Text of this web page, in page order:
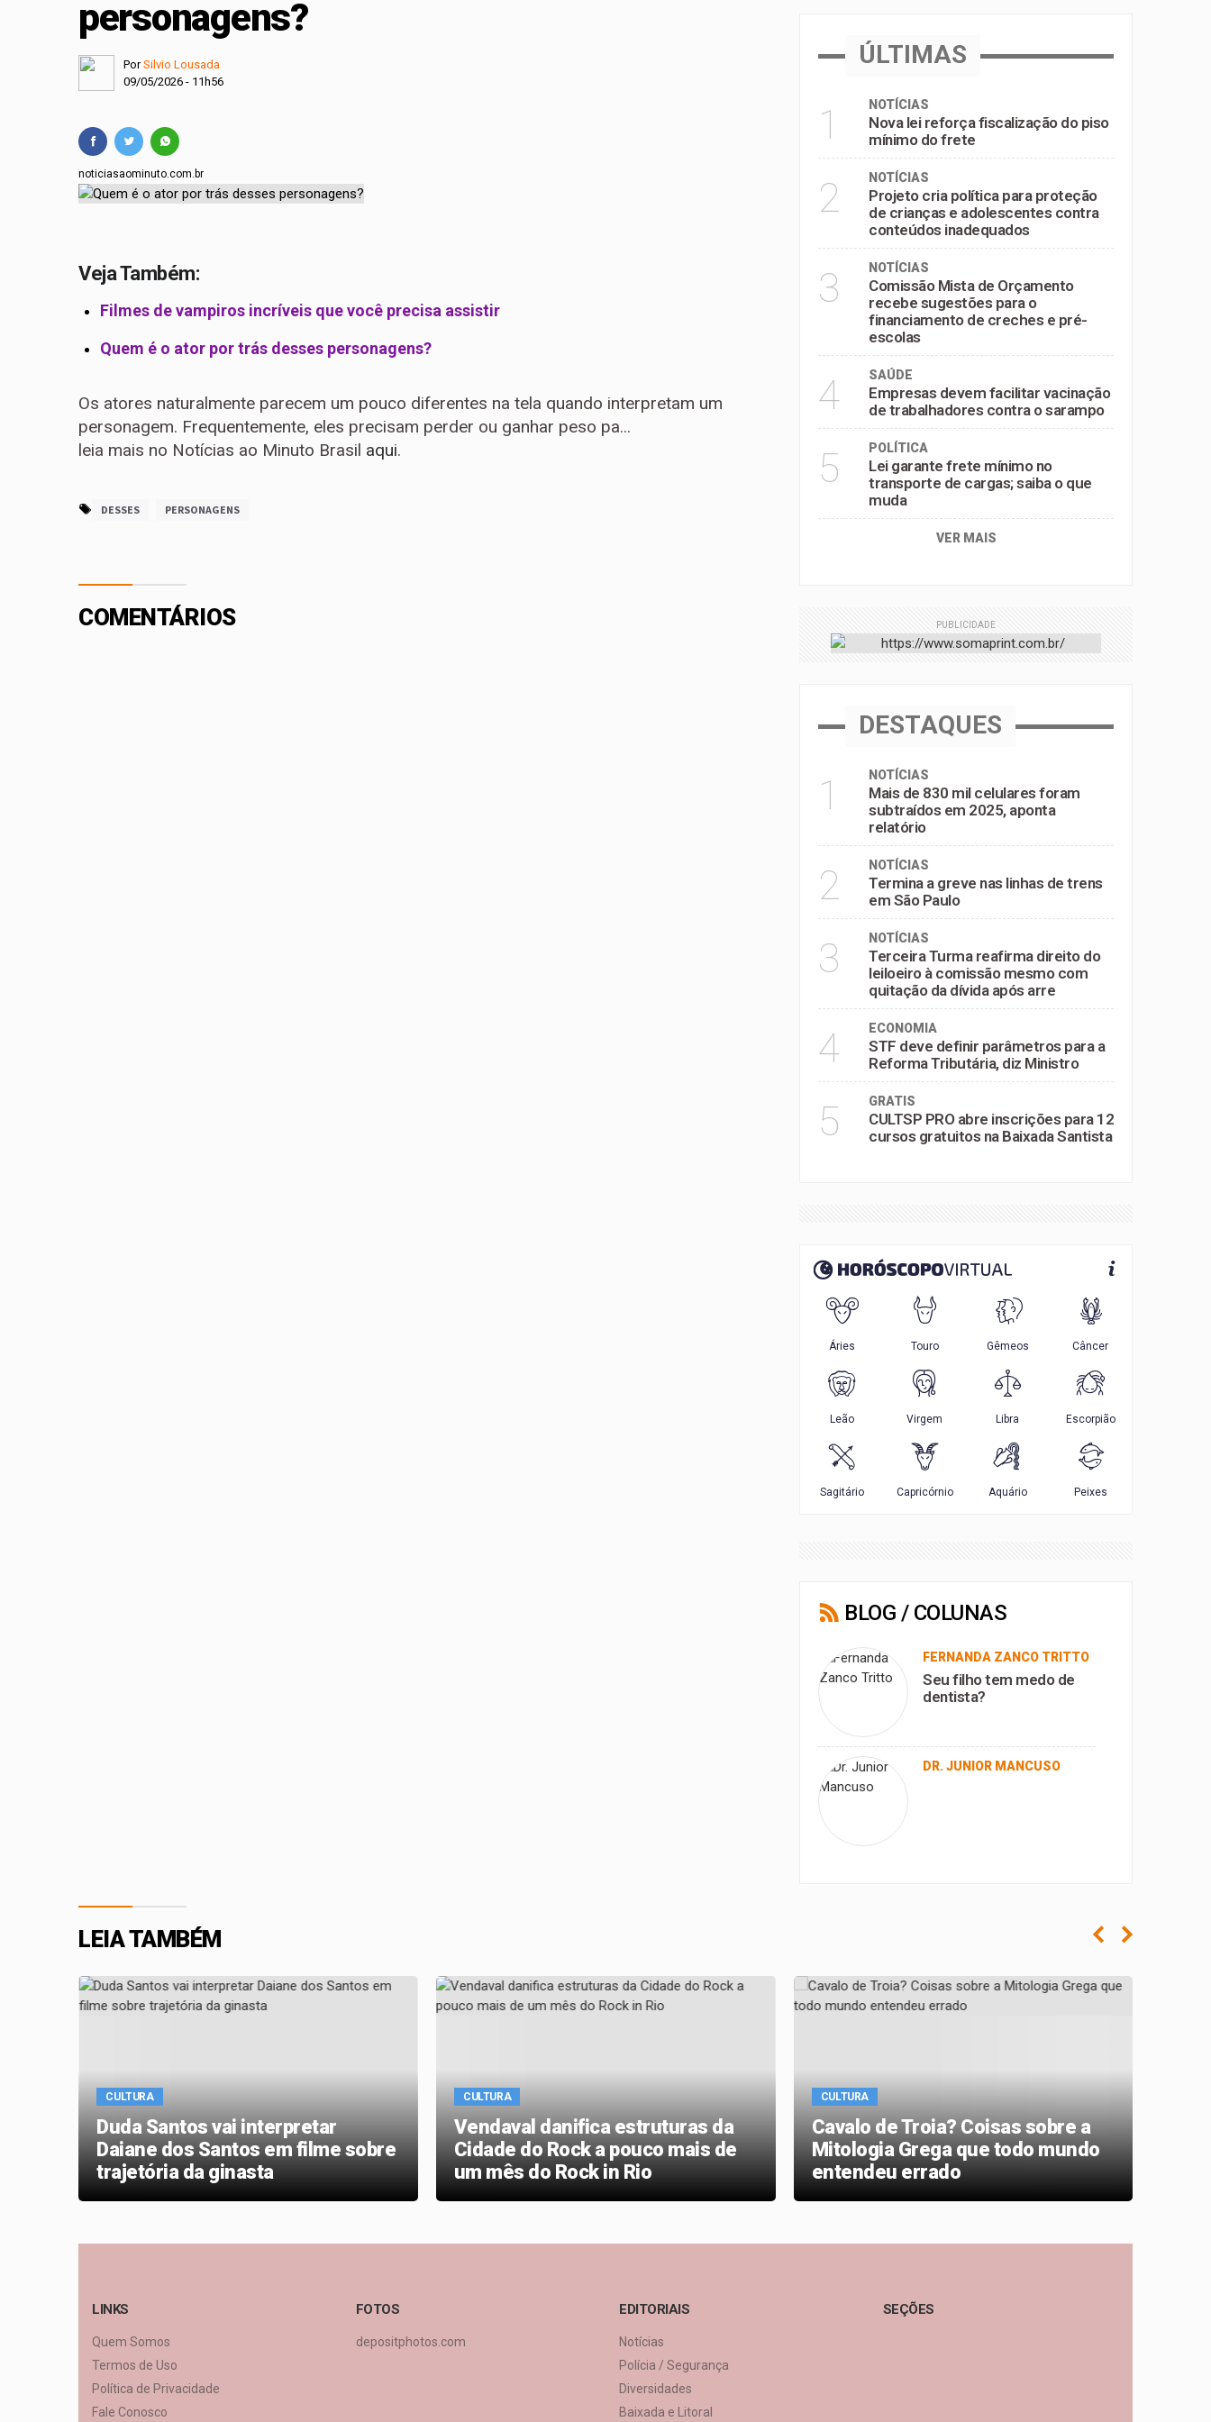
Projeto cria política para proteção de crianças e adolescentes contra conteúdos inadequados
Comissão Mista de Orçamento recebe sugestões para o financiamento de creches e pré-escolas
personagens?
PorSilvio Lousada
09/05/2026 - 11h56
noticiasaominuto.com.br
Veja Também:
Filmes de vampiros incríveis que você precisa assistir
Quem é o ator por trás desses personagens?
Os atores naturalmente parecem um pouco diferentes na tela quando interpretam um
personagem. Frequentemente, eles precisam perder ou ganhar peso pa...
leia mais no Notícias ao Minuto Brasil aqui.
DESSES PERSONAGENS
COMENTÁRIOS
ÚLTIMAS
1 NOTÍCIAS
Nova lei reforça fiscalização do piso
mínimo do frete
2 NOTÍCIAS
Projeto cria política para proteção
de crianças e adolescentes contra
conteúdos inadequados
3 NOTÍCIAS
Comissão Mista de Orçamento
recebe sugestões para o
financiamento de creches e pré-
escolas
4 SAÚDE
Empresas devem facilitar vacinação
de trabalhadores contra o sarampo
5 POLÍTICA
Lei garante frete mínimo no
transporte de cargas; saiba o que
muda
VER MAIS
PUBLICIDADE
DESTAQUES
1 NOTÍCIAS
Mais de 830 mil celulares foram
subtraídos em 2025, aponta
relatório
2 NOTÍCIAS
Termina a greve nas linhas de trens
em São Paulo
3 NOTÍCIAS
Terceira Turma reafirma direito do
leiloeiro à comissão mesmo com
quitação da dívida após arre
4 ECONOMIA
STF deve definir parâmetros para a
Reforma Tributária, diz Ministro
5 GRATIS
CULTSP PRO abre inscrições para 12
cursos gratuitos na Baixada Santista
BLOG / COLUNAS
FERNANDA ZANCO TRITTO
Seu filho tem medo de
dentista?
DR. JUNIOR MANCUSO
LEIA TAMBÉM
CULTURA
Duda Santos vai interpretar
Daiane dos Santos em filme sobre
trajetória da ginasta
CULTURA
Vendaval danifica estruturas da
Cidade do Rock a pouco mais de
um mês do Rock in Rio
CULTURA
Cavalo de Troia? Coisas sobre a
Mitologia Grega que todo mundo
entendeu errado
LINKS
Quem Somos
Termos de Uso
Política de Privacidade
Fale Conosco
FOTOS
depositphotos.com
EDITORIAIS
Notícias
Polícia / Segurança
Diversidades
Baixada e Litoral
SEÇÕES